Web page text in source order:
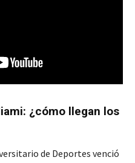
¿cómo llegan los
de Deportes venció